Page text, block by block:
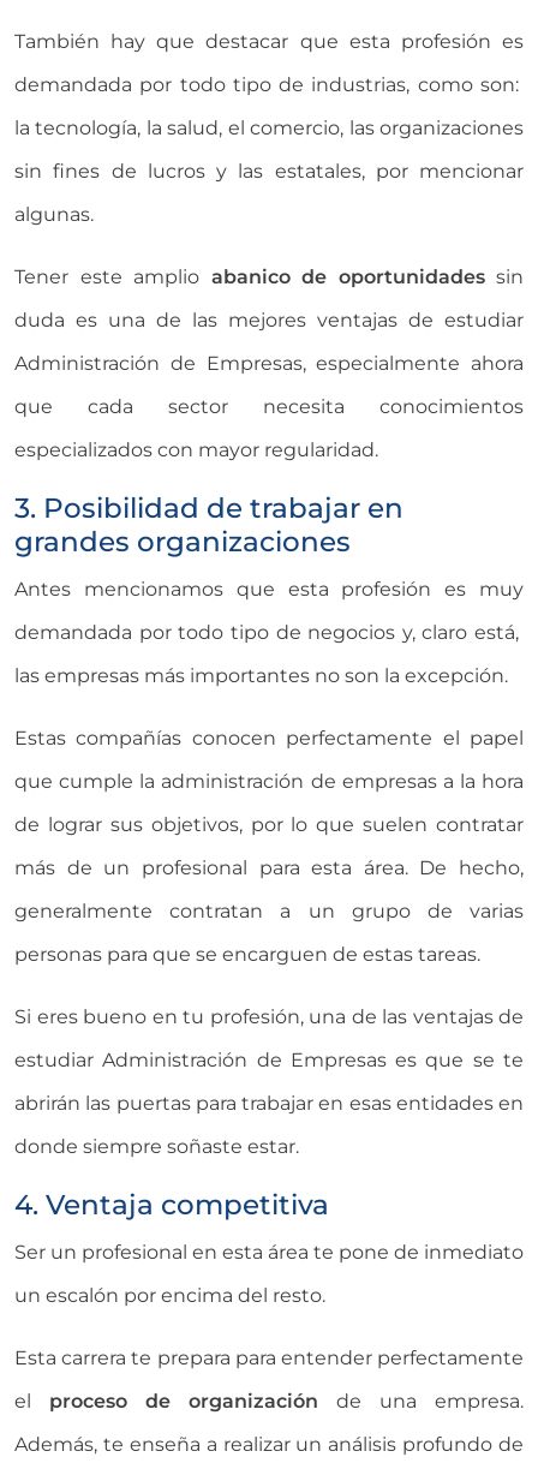
También hay que destacar que esta profesión es
demandada por todo tipo de industrias, como son:
la tecnología, la salud, el comercio, las organizaciones
sin fines de lucros y las estatales, por mencionar
algunas.
Tener este amplio abanico de oportunidadessin
duda es una de las mejores ventajas de estudiar
Administración de Empresas, especialmente ahora
que cada sector necesita conocimientos
especializados con mayor regularidad.
3. Posibilidad de trabajar en
grandes organizaciones
Antes mencionamos que esta profesión es muy
demandada por todo tipo de negocios y, claro está,
las empresas más importantes no son la excepción.
Estas compañías conocen perfectamente el papel
que cumple la administración de empresas a la hora
de lograr sus objetivos, por lo que suelen contratar
más de un profesional para esta área. De hecho,
generalmente contratan a un grupo de varias
personas para que se encarguen de estas tareas.
Si eres bueno en tu profesión, una de las ventajas de
estudiar Administración de Empresas es que se te
abrirán las puertas para trabajar en esas entidades en
donde siempre soñaste estar.
4. Ventaja competitiva
Ser un profesional en esta área te pone de inmediato
un escalón por encima del resto.
Esta carrera te prepara para entender perfectamente
el proceso de organización de una empresa.
Además, te enseña a realizar un análisis profundo de